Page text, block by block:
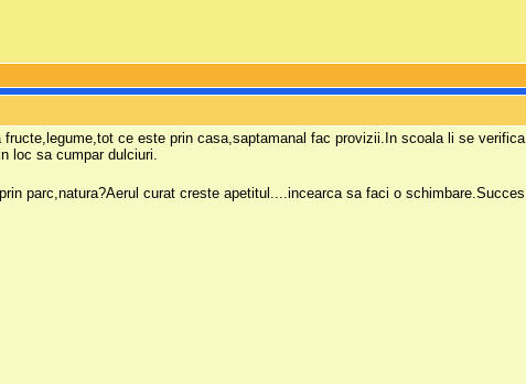
ce este prin casa,saptamanal fac provizii.In scoala li se
loc sa cumpar dulciuri.
parc,natura?Aerul curat creste apetitul....incearca sa faci o